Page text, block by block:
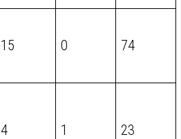
15 0 74
4 1 23